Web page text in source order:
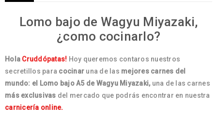
Lomo bajo de Wagyu Miyazaki,
¿como cocinarlo?
Hola Cruddópatas! Hoy queremos contaros nuestros
secretillos para cocinar una de las mejores carnes del
mundo: el Lomo bajo A5 de Wagyu Miyazaki,una de las carnes
más exclusivas del mercado que podrás encontrar en nuestra
carnicería online.